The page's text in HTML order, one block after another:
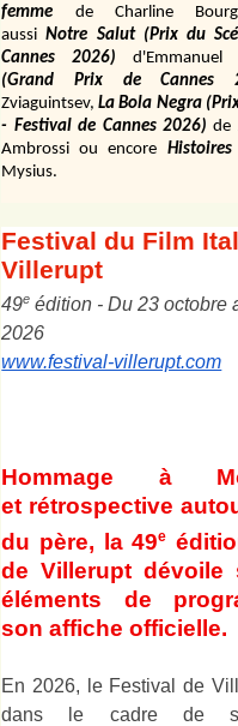
femme
de Charline
aussi Notre Salut (Prix du
Cannes 2026)
d'Emmanuel
(Grand Prix de Cannes
Zviaguintsev,La Bola Negra
- Festival de Cannes 2026) de
Ambrossi ou encore
Mysius.
Festival du Film
Villerupt
49e édition - Du 23 octobre
2026
www.festival-villerupt.com
Hommage à
et rétrospective
du père, la 49e
de Villerupt dévoile
éléments de
son affiche officielle.
En 2026, le Festival de
dans le cadre de sa